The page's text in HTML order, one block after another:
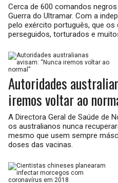
Cerca de 600 comandos
Guerra do Ultramar. Com a
pelo exército português, que os
perseguidos, torturados e
Autoridades
iremos voltar ao
A Directora Geral de Saúde de
os australianos nunca
mesmo que usem sempre
doses das vacinas.